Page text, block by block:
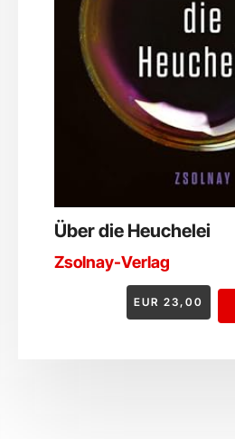
Über die Heuchelei
Zsolnay-Verlag
EUR 23,00